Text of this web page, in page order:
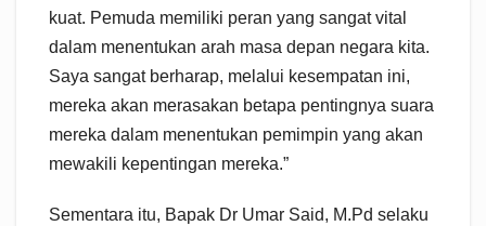
kuat. Pemuda memiliki peran yang sangat vital
dalam menentukan arah masa depan negara kita.
Saya sangat berharap, melalui kesempatan ini,
mereka akan merasakan betapa pentingnya suara
mereka dalam menentukan pemimpin yang akan
mewakili kepentingan mereka.”
Sementara itu, Bapak Dr Umar Said, M.Pd selaku